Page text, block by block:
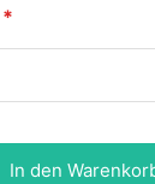
In den